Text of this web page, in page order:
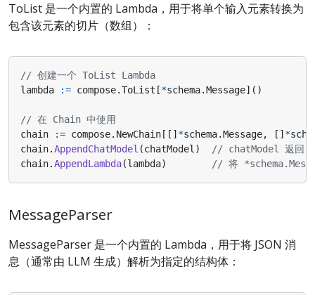
ToList 是一个内置的 Lambda，用于将单个输入元素转换为
包含该元素的切片（数组）：
// 创建一个 ToList Lambda
lambda
:= compose.ToList [*schema.Message]()
// 在 Chain 中使用
chain
:= compose. NewChain [[] *schema.Message, [] *
chain.AppendChatModel (chatModel )
// chatModel 返回
chain.AppendLambda(lambda) // 将
MessageParser
MessageParser 是一个内置的 Lambda，用于将 JSON 消
息（通常由 LLM 生成）解析为指定的结构体：